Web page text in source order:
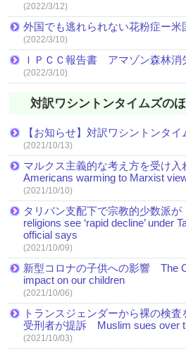
(2022/3/12)
外国でも逃れられない花粉症ー米
(2022/3/10)
ＩＰＣＣ報告書 アマゾン森林消
(2022/3/10)
対訳ワシントンタイムズの
【お知らせ】対訳ワシントンタイ
(2021/10/13)
マルクス主義的な考え方を受け
Americans warming to Marxist
(2021/10/10)
タリバン支配下で宗教的少数派
religions see ‘rapid decline’ under
official says
(2021/10/09)
新型コロナの子供への影響 The
impact on our children
(2021/10/06)
トランスジェンダーから裸の検
受刑者が提訴 Muslim sues over
(2021/10/03)